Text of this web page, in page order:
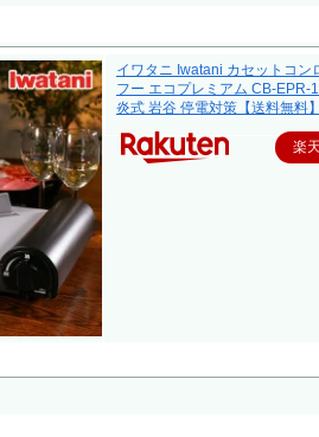
イワタニ Iwatani カセットコン
フー エコプレミアム CB-EPR-
炎式 岩谷 停電対策【送料無料
楽